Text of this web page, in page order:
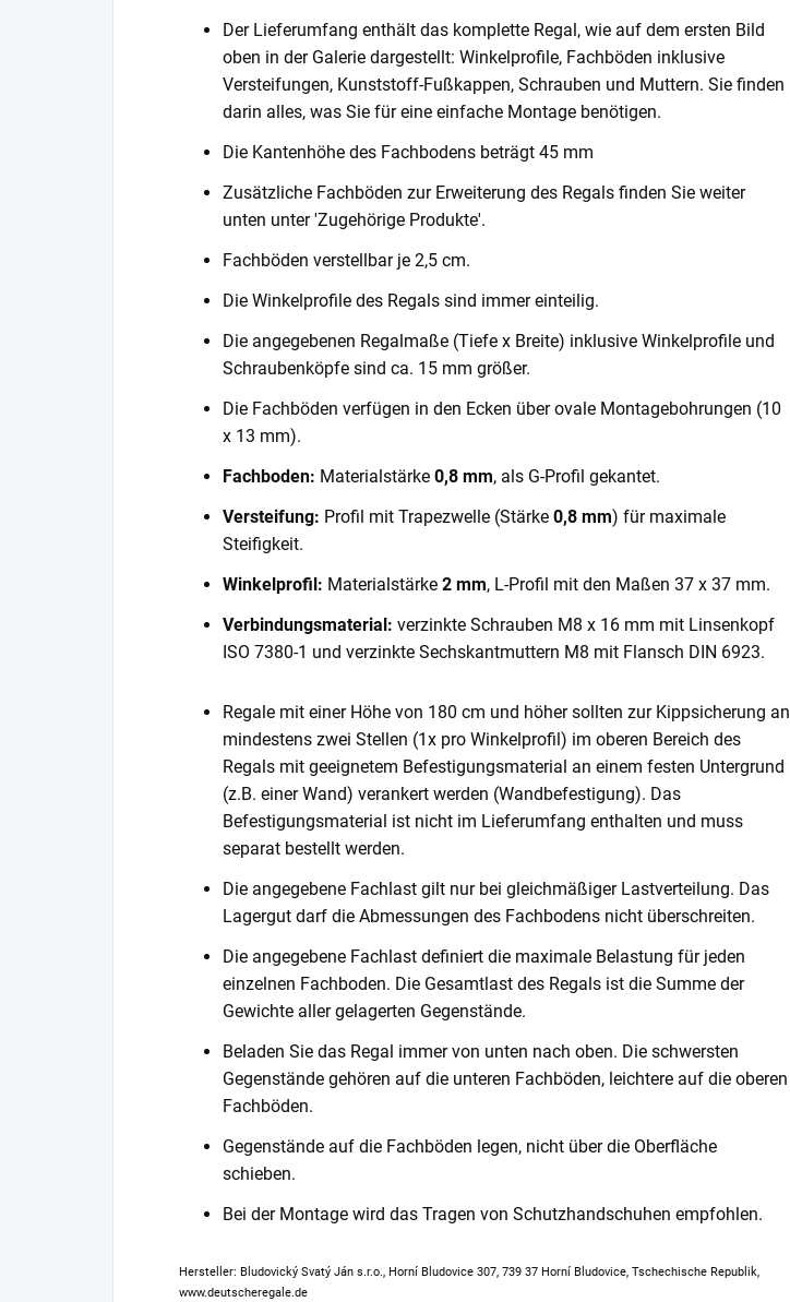
Der Lieferumfang enthält das komplette Regal, wie auf dem ersten Bild
oben in der Galerie dargestellt: Winkelprofile, Fachböden inklusive
Versteifungen, Kunststoff-Fußkappen, Schrauben und Muttern. Sie finden
darin alles, was Sie für eine einfache Montage benötigen.
Die Kantenhöhe des Fachbodens beträgt 45 mm
Zusätzliche Fachböden zur Erweiterung des Regals finden Sie weiter
unten unter 'Zugehörige Produkte'.
Fachböden verstellbar je 2,5 cm.
Die Winkelprofile des Regals sind immer einteilig.
Die angegebenen Regalmaße (Tiefe x Breite) inklusive Winkelprofile und
Schraubenköpfe sind ca. 15 mm größer.
Die Fachböden verfügen in den Ecken über ovale Montagebohrungen (10
x 13 mm).
Fachboden: Materialstärke 0,8 mm, als G-Profil gekantet.
Versteifung: Profil mit Trapezwelle (Stärke 0,8 mm) für maximale
Steifigkeit.
Winkelprofil: Materialstärke 2 mm, L-Profil mit den Maßen 37 x 37 mm.
Verbindungsmaterial: verzinkte Schrauben M8 x 16 mm mit Linsenkopf
ISO 7380-1 und verzinkte Sechskantmuttern M8 mit Flansch DIN 6923.
Regale mit einer Höhe von 180 cm und höher sollten zur Kippsicherung an
mindestens zwei Stellen (1x pro Winkelprofil) im oberen Bereich des
Regals mit geeignetem Befestigungsmaterial an einem festen Untergrund
(z.B. einer Wand) verankert werden (Wandbefestigung). Das
Befestigungsmaterial ist nicht im Lieferumfang enthalten und muss
separat bestellt werden.
Die angegebene Fachlast gilt nur bei gleichmäßiger Lastverteilung. Das
Lagergut darf die Abmessungen des Fachbodens nicht überschreiten.
Die angegebene Fachlast definiert die maximale Belastung für jeden
einzelnen Fachboden. Die Gesamtlast des Regals ist die Summe der
Gewichte aller gelagerten Gegenstände.
Beladen Sie das Regal immer von unten nach oben. Die schwersten
Gegenstände gehören auf die unteren Fachböden, leichtere auf die oberen
Fachböden.
Gegenstände auf die Fachböden legen, nicht über die Oberfläche
schieben.
Bei der Montage wird das Tragen von Schutzhandschuhen empfohlen.
Hersteller: Bludovický Svatý Ján s.r.o., Horní Bludovice 307, 739 37 Horní Bludovice, Tschechische Republik,
www.deutscheregale.de